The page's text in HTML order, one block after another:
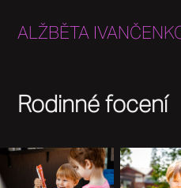
ALŽBĚTA
Rodinné focení